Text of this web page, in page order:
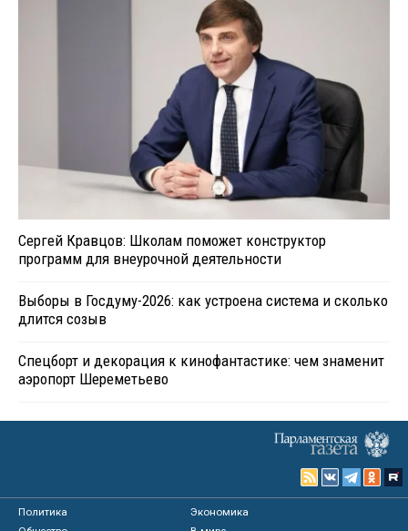
Сергей Кравцов: Школам поможет конструктор
программ для внеурочной деятельности
Выборы в Госдуму-2026: как устроена система и сколько
длится созыв
Спецборт и декорация к кинофантастике: чем знаменит
аэропорт Шереметьево
Политика
Экономика